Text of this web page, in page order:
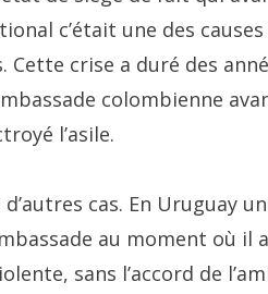
c’était une des
Cette crise a duré des
colombienne
l’asile.
d’autres cas. En Uruguay
au moment où
sans l’accord de